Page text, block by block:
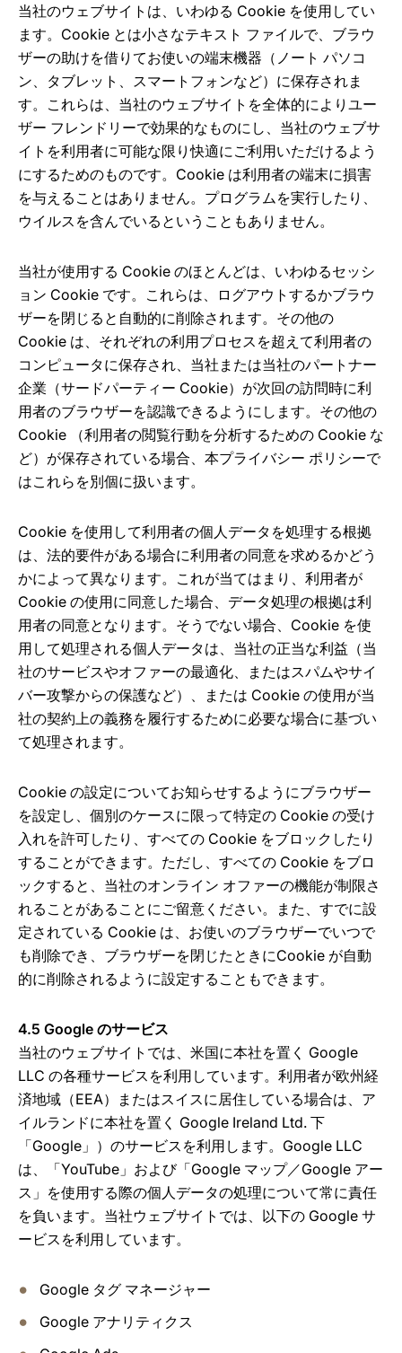
当社のウェブサイトは、いわゆる Cookie を使用してい
ます。Cookie とは小さなテキスト ファイルで、ブラウ
ザーの助けを借りてお使いの端末機器（ノート パソコ
ン、タブレット、スマートフォンなど）に保存されま
す。これらは、当社のウェブサイトを全体的によりユー
ザー フレンドリーで効果的なものにし、当社のウェブサ
イトを利用者に可能な限り快適にご利用いただけるよう
にするためのものです。Cookie は利用者の端末に損害
を与えることはありません。プログラムを実行したり、
ウイルスを含んでいるということもありません。
当社が使用する Cookie のほとんどは、いわゆるセッシ
ョン Cookie です。これらは、ログアウトするかブラウ
ザーを閉じると自動的に削除されます。その他の
Cookie は、それぞれの利用プロセスを超えて利用者の
コンピュータに保存され、当社または当社のパートナー
企業（サードパーティー Cookie）が次回の訪問時に利
用者のブラウザーを認識できるようにします。その他の
Cookie （利用者の閲覧行動を分析するための Cookie な
ど）が保存されている場合、本プライバシー ポリシーで
はこれらを別個に扱います。
Cookie を使用して利用者の個人データを処理する根拠
は、法的要件がある場合に利用者の同意を求めるかどう
かによって異なります。これが当てはまり、利用者が
Cookie の使用に同意した場合、データ処理の根拠は利
用者の同意となります。そうでない場合、Cookie を使
用して処理される個人データは、当社の正当な利益（当
社のサービスやオファーの最適化、またはスパムやサイ
バー攻撃からの保護など）、または Cookie の使用が当
社の契約上の義務を履行するために必要な場合に基づい
て処理されます。
Cookie の設定についてお知らせするようにブラウザー
を設定し、個別のケースに限って特定の Cookie の受け
入れを許可したり、すべての Cookie をブロックしたり
することができます。ただし、すべての Cookie をブロ
ックすると、当社のオンライン オファーの機能が制限さ
れることがあることにご留意ください。また、すでに設
定されている Cookie は、お使いのブラウザーでいつで
も削除でき、ブラウザーを閉じたときにCookie が自動
的に削除されるように設定することもできます。
4.5 Google のサービス
当社のウェブサイトでは、米国に本社を置く Google
LLC の各種サービスを利用しています。利用者が欧州経
済地域（EEA）またはスイスに居住している場合は、ア
イルランドに本社を置く Google Ireland Ltd. 下
「Google」）のサービスを利用します。Google LLC
は、「YouTube」および「Google マップ／Google アー
ス」を使用する際の個人データの処理について常に責任
を負います。当社ウェブサイトでは、以下の Google サ
ービスを利用しています。
Google タグ マネージャー
Google アナリティクス